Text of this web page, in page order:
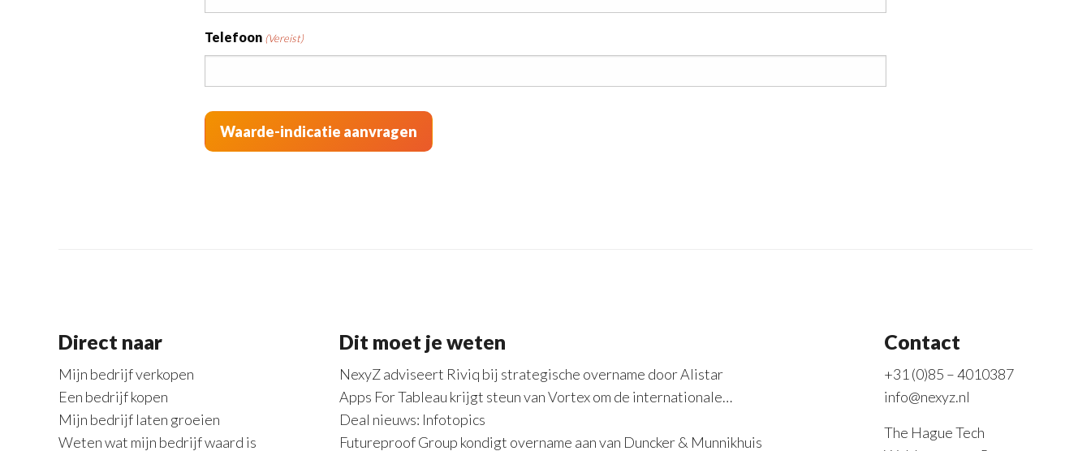
Telefoon (Vereist)
Direct naar
Mijn bedrijf verkopen
Een bedrijf kopen
Mijn bedrijf laten groeien
Weten wat mijn bedrijf waard is
Dit moet je weten
NexyZ adviseert Riviq bij strategische overname door Alistar
Apps For Tableau krijgt steun van Vortex om de internationale…
Deal nieuws: Infotopics
Futureproof Group kondigt overname aan van Duncker & Munnikhuis
Contact
+31 (0)85 – 4010387
info@nexyz.nl
The Hague Tech